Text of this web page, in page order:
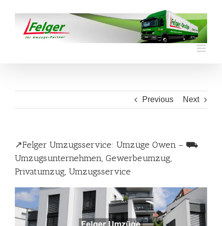
content
Previous Next
↗️Felger Umzugsservice: Umzüge Owen – ⛟
Umzugsunternehmen, Gewerbeumzug,
Privatumzug, Umzugsservice